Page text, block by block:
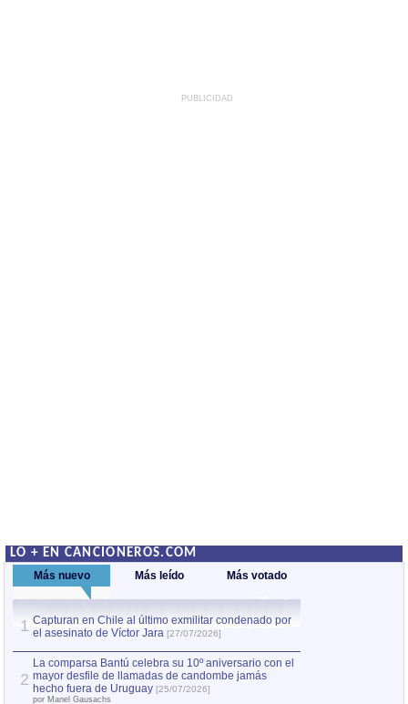
PUBLICIDAD
LO + EN CANCIONEROS.COM
Más nuevo Más leído Más votado
1 Capturan en Chile al último exmilitar condenado por
el asesinato de Víctor Jara [27/07/2026]
2
La comparsa Bantú celebra su 10º aniversario con el
mayor desfile de llamadas de candombe jamás
hecho fuera de Uruguay [25/07/2026]
por Manel Gausachs